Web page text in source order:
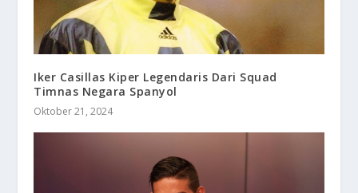
Iker Casillas Kiper Legendaris Dari Squad
Timnas Negara Spanyol
Oktober 21, 2024